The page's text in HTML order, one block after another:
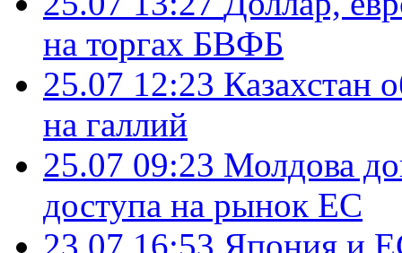
на торгах БВФБ
25.07 12:23 Казахстан
на галлий
25.07 09:23 Молдова
доступа на рынок ЕС
23.07 16:53 Япония и